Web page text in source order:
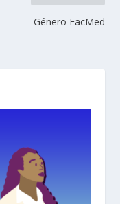
Género FacMed